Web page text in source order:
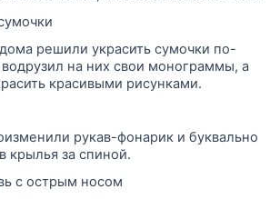
решили украсить сумочки по-
на них свои монограммы, а
красивыми рисунками.
рукав-фонарик и буквально
крылья за спиной.
с острым носом